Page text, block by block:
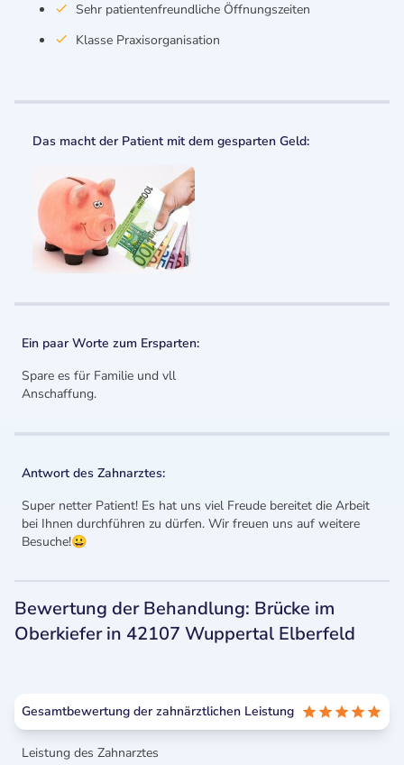
Sehr patientenfreundliche Öffnungszeiten
Klasse Praxisorganisation
Das macht der Patient mit dem gesparten Geld:
Ein paar Worte zum Ersparten:
Spare es für Familie und vll
Anschaffung.
Antwort des Zahnarztes:
Super netter Patient! Es hat uns viel Freude bereitet die Arbeit
bei Ihnen durchführen zu dürfen. Wir freuen uns auf weitere
Besuche!😀
Bewertung der Behandlung: Brücke im
Oberkiefer in 42107 Wuppertal Elberfeld
Gesamtbewertung der zahnärztlichen Leistung
Leistung des Zahnarztes